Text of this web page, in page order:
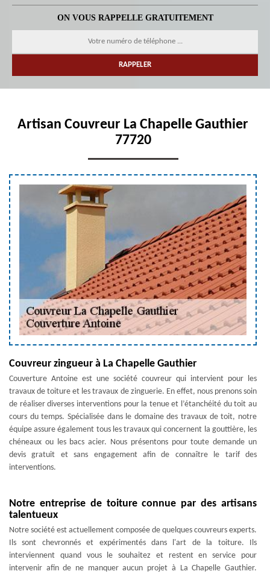
ON VOUS RAPPELLE GRATUITEMENT
Artisan Couvreur La Chapelle Gauthier
77720
Couvreur zingueur à La Chapelle Gauthier
Couverture Antoine est une société couvreur qui intervient pour les
travaux de toiture et les travaux de zinguerie. En effet, nous prenons soin
de réaliser diverses interventions pour la tenue et l’étanchéité du toit au
cours du temps. Spécialisée dans le domaine des travaux de toit, notre
équipe assure également tous les travaux qui concernent la gouttière, les
chéneaux ou les bacs acier. Nous présentons pour toute demande un
devis gratuit et sans engagement afin de connaître le tarif des
interventions.
Notre entreprise de toiture connue par des artisans
talentueux
Notre société est actuellement composée de quelques couvreurs experts.
Ils sont chevronnés et expérimentés dans l'art de la toiture. Ils
interviennent quand vous le souhaitez et restent en service pour
intervenir afin de ne manquer aucun projet à La Chapelle Gauthier.